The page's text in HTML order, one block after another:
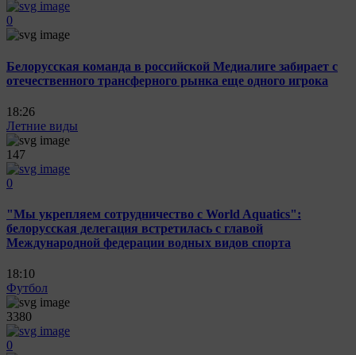
0
Белорусская команда в российской Медиалиге забирает с
отечественного трансферного рынка еще одного игрока
18:26
Летние виды
147
0
"Мы укрепляем сотрудничество с World Aquatics":
белорусская делегация встретилась с главой
Международной федерации водных видов спорта
18:10
Футбол
3380
0